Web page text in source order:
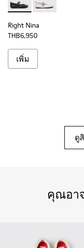
Right Nina -Right Nina -
Right Nina
THB6,950
เพิ่ม
ดู
คุณอา